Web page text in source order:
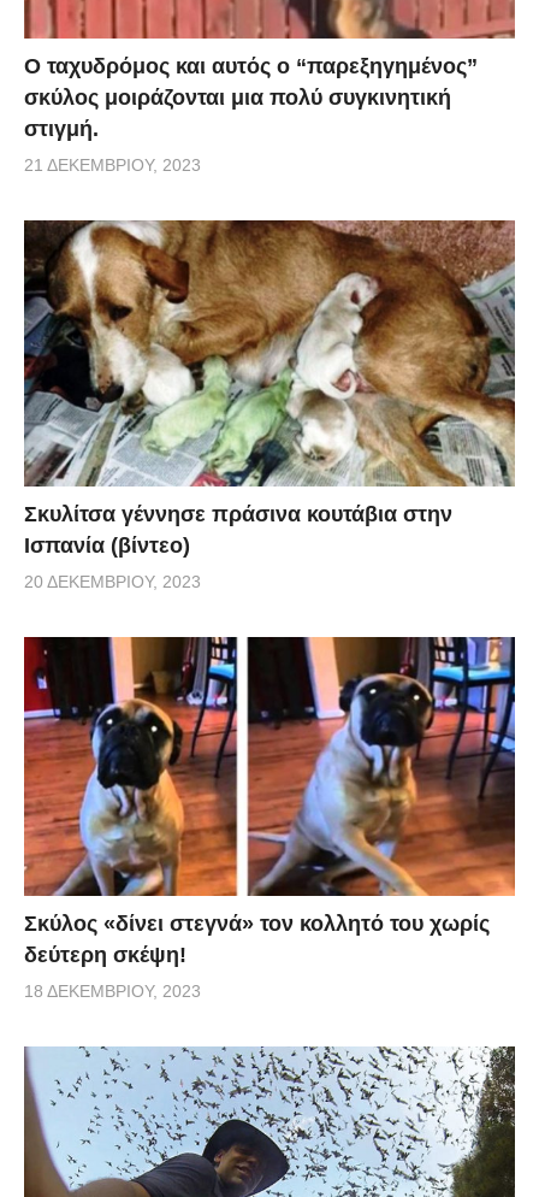
Ο ταχυδρόμος και αυτός ο “παρεξηγημένος”
σκύλος μοιράζονται μια πολύ συγκινητική
στιγμή.
21 ΔΕΚΕΜΒΡΊΟΥ, 2023
Σκυλίτσα γέννησε πράσινα κουτάβια στην
Ισπανία (βίντεο)
20 ΔΕΚΕΜΒΡΊΟΥ, 2023
Σκύλος «δίνει στεγνά» τον κολλητό του χωρίς
δεύτερη σκέψη!
18 ΔΕΚΕΜΒΡΊΟΥ, 2023